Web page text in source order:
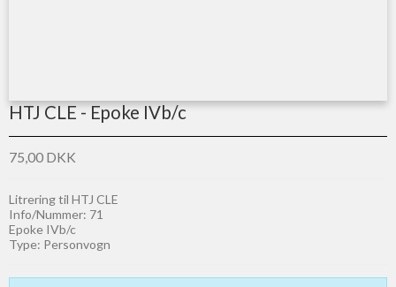
HTJ CLE - Epoke IVb/c
75,00 DKK
Litrering til HTJ CLE
Info/Nummer: 71
Epoke IVb/c
Type: Personvogn